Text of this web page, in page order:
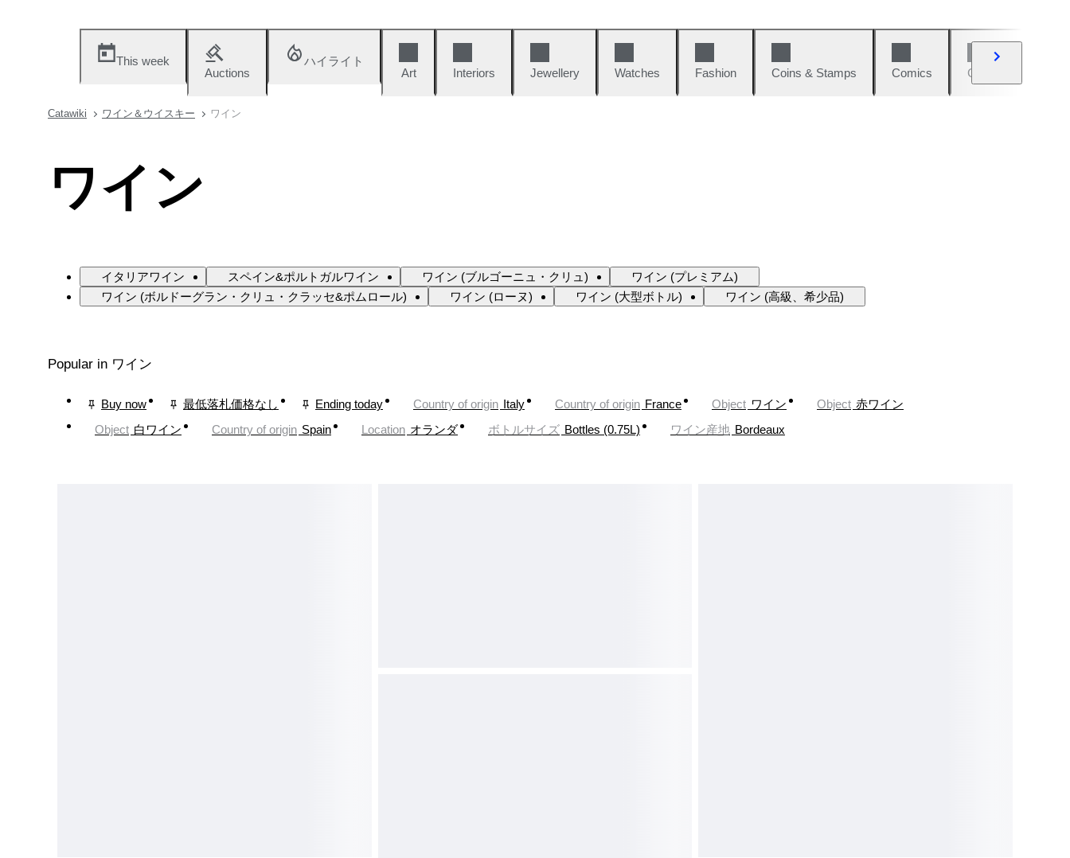
This week
Auctions
ハイライト
Art
Interiors Jewellery Watches Fashion Coins & Stamps Comics Cars & Bikes
Catawiki ワイン＆ウイスキー ワイン
ワイン
イタリアワイン スペイン&ポルトガルワイン ワイン (ブルゴーニュ・クリュ)
ワイン (プレミアム)
ワイン (ボルドーグラン・クリュ・クラッセ&ポムロール)
ワイン (ローヌ) ワイン (大型ボトル) ワイン (高級、希少品)
Popular in ワイン
Buy now 最低落札価格なし Ending today Country of origin Italy Country of origin France Object ワイン Object 赤ワイン
Object 白ワイン Country of origin Spain Location オランダ ボトルサイズ Bottles (0.75L) ワイン産地 Bordeaux